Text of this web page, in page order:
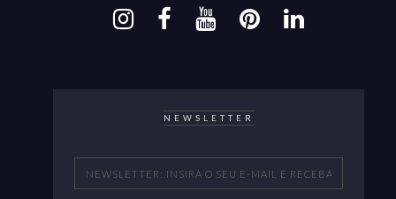
NEWSLETTER